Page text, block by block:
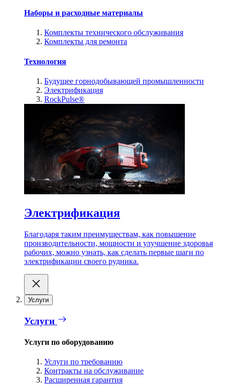
Наборы и расходные материалы
Комплекты технического обслуживания
Комплекты для ремонта
Технология
Будущее горнодобывающей промышленности
Электрификация
RockPulse®
Электрификация
Благодаря таким преимуществам, как повышение
производительности, мощности и улучшение здоровья
рабочих, можно узнать, как сделать первые шаги по
электрификации своего рудника.
Услуги
Услуги
Услуги по оборудованию
Услуги по требованию
Контракты на обслуживание
Расширенная гарантия